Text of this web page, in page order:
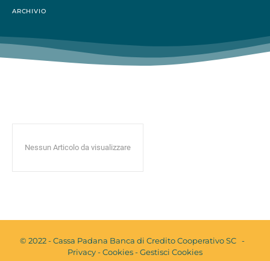
ARCHIVIO
Nessun Articolo da visualizzare
© 2022 - Cassa Padana Banca di Credito Cooperativo SC -
Privacy-Cookies-Gestisci Cookies